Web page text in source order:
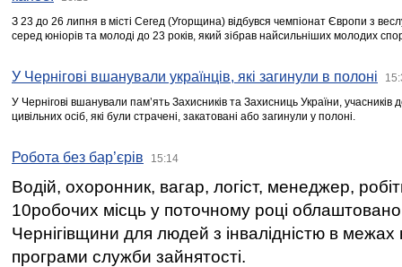
З 23 до 26 липня в місті Сегед (Угорщина) відбувся чемпіонат Європи з
серед юніорів та молоді до 23 років, який зібрав найсильніших молодих
У Чернігові вшанували українців, які загинули в полоні
У Чернігові вшанували пам’ять Захисників та Захисниць України,
цивільних осіб, які були страчені, закатовані або загинули у полоні.
Робота без бар’єрів 15:14
Водій, охоронник, вагар, логіст, менеджер,
10робочих місць у поточному році
Чернігівщини для людей з інвалідністю в межах
програми служби зайнятості.